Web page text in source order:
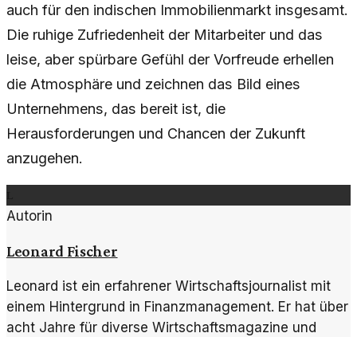
auch für den indischen Immobilienmarkt insgesamt.
Die ruhige Zufriedenheit der Mitarbeiter und das
leise, aber spürbare Gefühl der Vorfreude erhellen
die Atmosphäre und zeichnen das Bild eines
Unternehmens, das bereit ist, die
Herausforderungen und Chancen der Zukunft
anzugehen.
Autorin
Leonard Fischer
Leonard ist ein erfahrener Wirtschaftsjournalist mit
einem Hintergrund in Finanzmanagement. Er hat über
acht Jahre für diverse Wirtschaftsmagazine und